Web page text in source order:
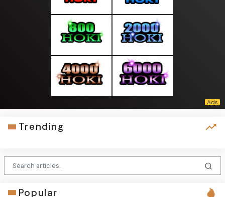
Trending
Popular